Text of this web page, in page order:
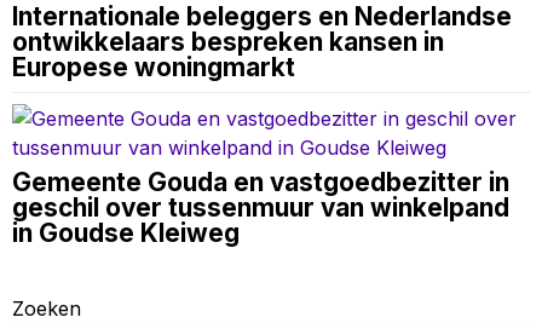
Internationale beleggers en Nederlandse
ontwikkelaars bespreken kansen in
Europese woningmarkt
Gemeente Gouda en vastgoedbezitter in
geschil over tussenmuur van winkelpand
in Goudse Kleiweg
Zoeken